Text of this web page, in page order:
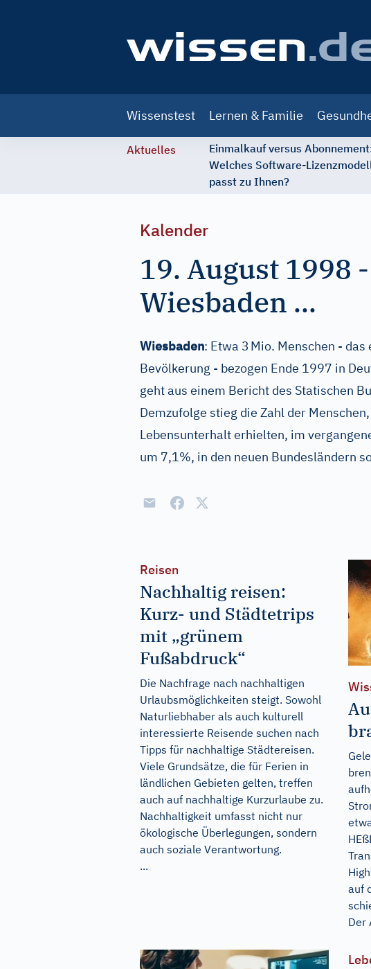
navigation
Wissenstest Lernen & Familie
Aktuelles
Einmalkauf versus
Welches Software-
passt zu Ihnen?
Kalender
19. August 1998 -
Wiesbaden ...
Wiesbaden: Etwa 3 Mio. Menschen -
Bevölkerung - bezogen Ende 1997 in
geht aus einem Bericht des Statischen
Demzufolge stieg die Zahl der
Lebensunterhalt erhielten, im
um 7,1%, in den neuen Bundesländern
Reisen
Nachhaltig reisen:
Kurz- und Städtetrips
mit „grünem
Fußabdruck“
Die Nachfrage nach nachhaltigen
Urlaubsmöglichkeiten steigt. Sowohl
Naturliebhaber als auch kulturell
interessierte Reisende suchen nach
Tipps für nachhaltige Städtereisen.
Viele Grundsätze, die für Ferien in
ländlichen Gebieten gelten, treffen
auch auf nachhaltige Kurzurlaube zu.
Nachhaltigkeit umfasst nicht nur
ökologische Überlegungen, sondern
auch soziale Verantwortung.
...
auf
Der